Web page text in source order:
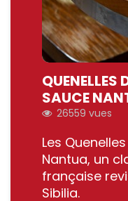
QUENELLES
SAUCE
26559 vues
Les
Nantua, un
française
Sibilia.